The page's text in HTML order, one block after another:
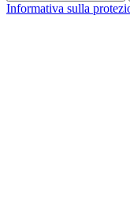
Informativa sulla